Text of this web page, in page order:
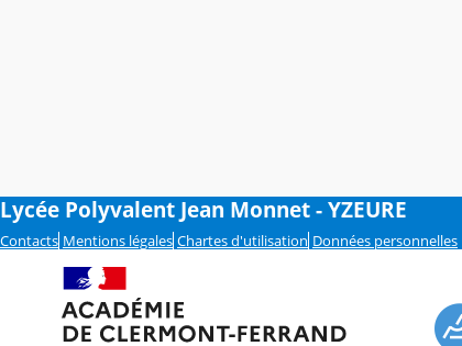
Lycée Polyvalent Jean Monnet - YZEURE
Contacts Mentions légales Chartes d'utilisation Données personnelles